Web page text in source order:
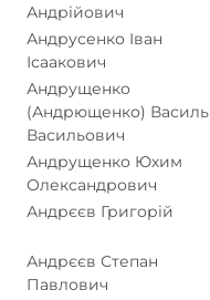
Андрійович
Андрусенко Іван
Ісаакович
Андрущенко
(Андрющенко) Василь
Васильович
Андрущенко Юхим
Олександрович
Андрєєв Григорій
Андрєєв Степан
Павлович